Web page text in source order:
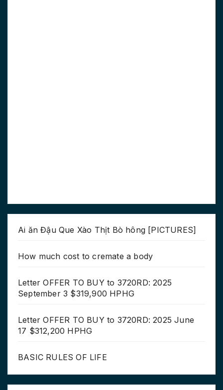
Ai ăn Đậu Que Xào Thịt Bò hông [PICTURES]
How much cost to cremate a body
Letter OFFER TO BUY to 3720RD: 2025
September 3 $319,900 HPHG
Letter OFFER TO BUY to 3720RD: 2025 June
17 $312,200 HPHG
BASIC RULES OF LIFE